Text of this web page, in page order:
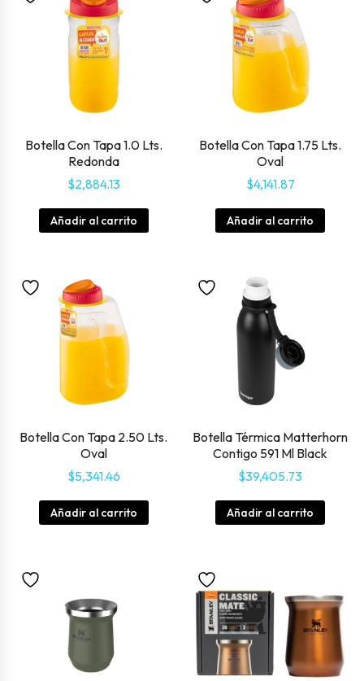
Botella Con Tapa 1.0 Lts.
Redonda
$2,884.13
Añadir al carrito
Botella Con Tapa 1.75 Lts.
Oval
$4,141.87
Añadir al carrito
Botella Con Tapa 2.50 Lts.
Oval
$5,341.46
Añadir al carrito
Botella Térmica Matterhorn
Contigo 591 Ml Black
$39,405.73
Añadir al carrito